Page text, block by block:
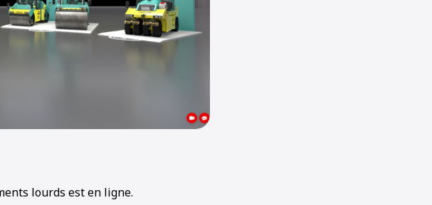
lourds est en ligne.